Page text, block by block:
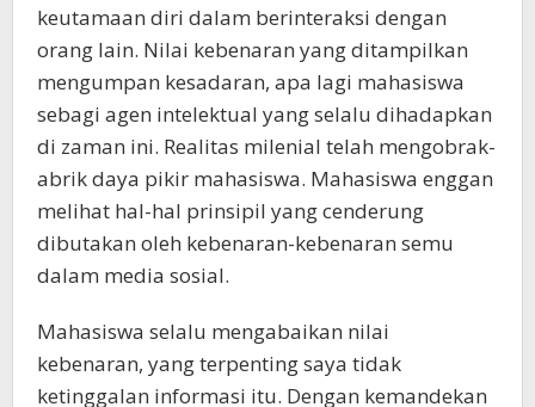
keutamaan diri dalam berinteraksi dengan
orang lain. Nilai kebenaran yang ditampilkan
mengumpan kesadaran, apa lagi mahasiswa
sebagi agen intelektual yang selalu dihadapkan
di zaman ini. Realitas milenial telah mengobrak-
abrik daya pikir mahasiswa. Mahasiswa enggan
melihat hal-hal prinsipil yang cenderung
dibutakan oleh kebenaran-kebenaran semu
dalam media sosial.
Mahasiswa selalu mengabaikan nilai
kebenaran, yang terpenting saya tidak
ketinggalan informasi itu. Dengan kemandekan